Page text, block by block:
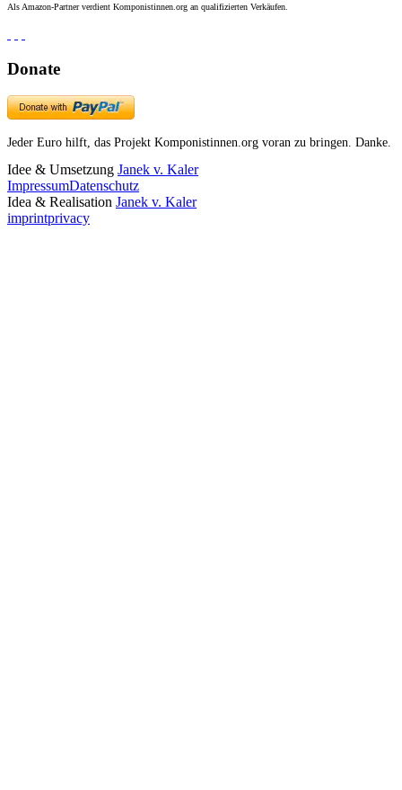
Als Amazon-Partner verdient Komponistinnen.org an qualifizierten Verkäufen.
Donate
Jeder Euro hilft, das Projekt Komponistinnen.org voran zu bringen. Danke.
Idee & Umsetzung Janek v. Kaler
ImpressumDatenschutz
Idea & Realisation Janek v. Kaler
imprintprivacy